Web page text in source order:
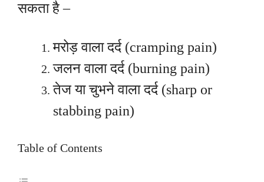
सकता है –
मरोड़ वाला दर्द (cramping pain)
जलन वाला दर्द (burning pain)
तेज या चुभने वाला दर्द (sharp or
stabbing pain)
Table of Contents